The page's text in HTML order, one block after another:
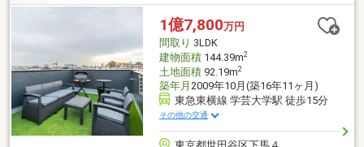
1億7,800万円
間取り 3LDK
建物面積144.39m2
土地面積92.19m2
築年月 2009年10月(築16年11ヶ月)
東急東横線 学芸大学駅 徒歩15分
その他の交通